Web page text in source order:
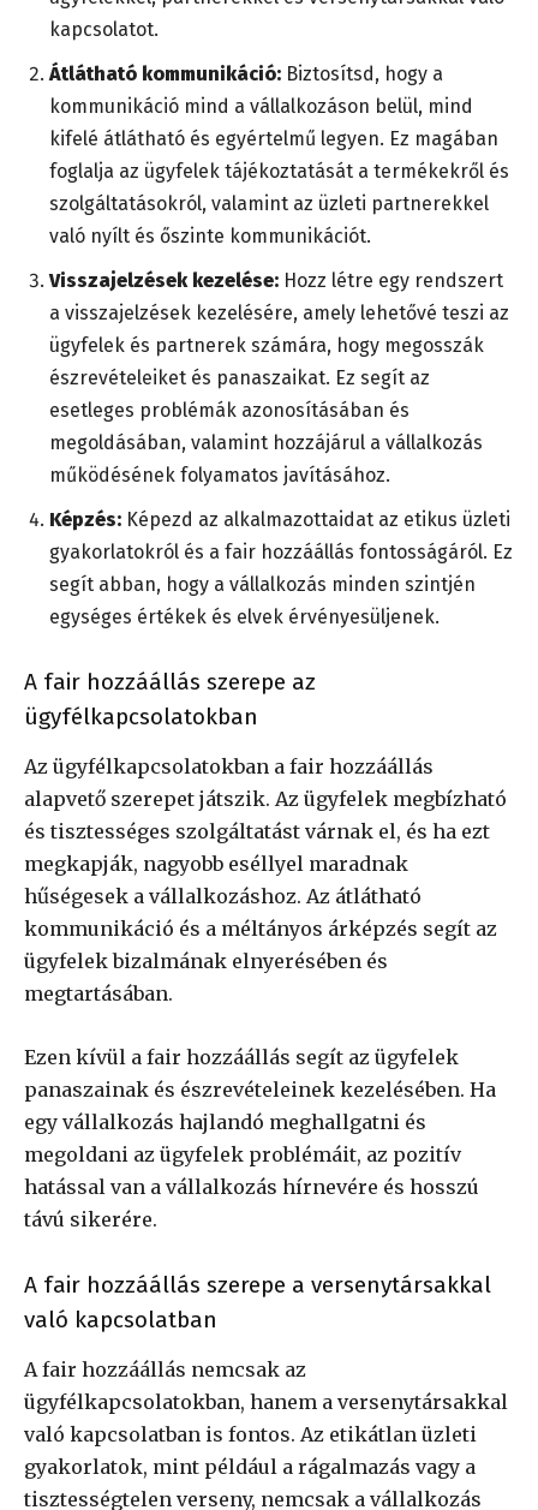
kapcsolatot.
Átlátható kommunikáció: Biztosítsd, hogy a
kommunikáció mind a vállalkozáson belül, mind
kifelé átlátható és egyértelmű legyen. Ez magában
foglalja az ügyfelek tájékoztatását a termékekről és
szolgáltatásokról, valamint az üzleti partnerekkel
való nyílt és őszinte kommunikációt.
Visszajelzések kezelése: Hozz létre egy rendszert
a visszajelzések kezelésére, amely lehetővé teszi az
ügyfelek és partnerek számára, hogy megosszák
észrevételeiket és panaszaikat. Ez segít az
esetleges problémák azonosításában és
megoldásában, valamint hozzájárul a vállalkozás
működésének folyamatos javításához.
Képzés: Képezd az alkalmazottaidat az etikus üzleti
gyakorlatokról és a fair hozzáállás fontosságáról. Ez
segít abban, hogy a vállalkozás minden szintjén
egységes értékek és elvek érvényesüljenek.
A fair hozzáállás szerepe az
ügyfélkapcsolatokban
Az ügyfélkapcsolatokban a fair hozzáállás
alapvető szerepet játszik. Az ügyfelek megbízható
és tisztességes szolgáltatást várnak el, és ha ezt
megkapják, nagyobb eséllyel maradnak
hűségesek a vállalkozáshoz. Az átlátható
kommunikáció és a méltányos árképzés segít az
ügyfelek bizalmának elnyerésében és
megtartásában.
Ezen kívül a fair hozzáállás segít az ügyfelek
panaszainak és észrevételeinek kezelésében. Ha
egy vállalkozás hajlandó meghallgatni és
megoldani az ügyfelek problémáit, az pozitív
hatással van a vállalkozás hírnevére és hosszú
távú sikerére.
A fair hozzáállás szerepe a versenytársakkal
való kapcsolatban
A fair hozzáállás nemcsak az
ügyfélkapcsolatokban, hanem a versenytársakkal
való kapcsolatban is fontos. Az etikátlan üzleti
gyakorlatok, mint például a rágalmazás vagy a
tisztességtelen verseny, nemcsak a vállalkozás